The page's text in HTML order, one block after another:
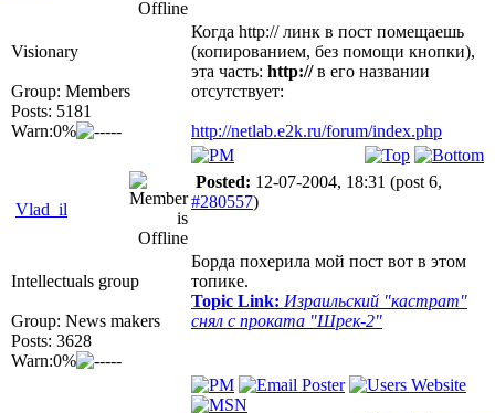
Visionary
Group: Members
Posts: 5181
Warn:0%
Когда http:// линк в пост помещаешь
(копированием, без помощи кнопки),
эта часть: http://в его названии
отсутствует:
http://netlab.e2k.ru/forum/index.php
Vlad_il
Posted: 12-07-2004, 18:31 (post 6,
#280557)
Intellectuals group
Group: News makers
Posts: 3628
Warn:0%
Борда похерила мой пост вот в этом
топике.
Topic Link: Израильский "кастрат"
снял с проката "Шрек-2"